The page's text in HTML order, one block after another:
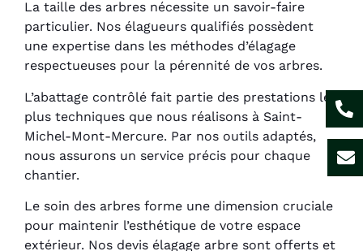
La taille des arbres nécessite un savoir-faire
particulier. Nos élagueurs qualifiés possèdent
une expertise dans les méthodes d’élagage
respectueuses pour la pérennité de vos arbres.
L’abattage contrôlé fait partie des prestations les
plus techniques que nous réalisons à Saint-
Michel-Mont-Mercure. Par nos outils adaptés,
nous assurons un service précis pour chaque
chantier.
Le soin des arbres forme une dimension cruciale
pour maintenir l’esthétique de votre espace
extérieur. Nos devis élagage arbre sont offerts et